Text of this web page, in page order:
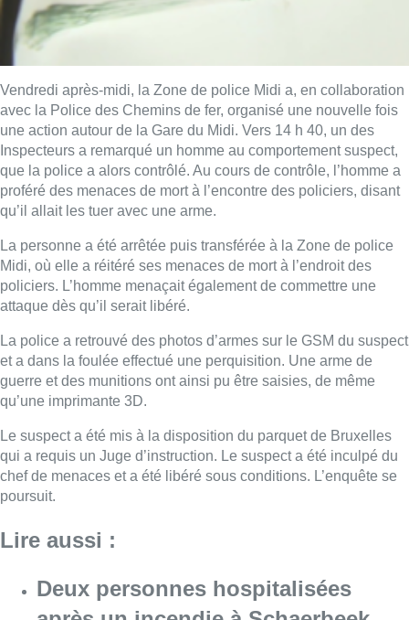
Vendredi après-midi, la Zone de police Midi a, en collaboration
avec la Police des Chemins de fer, organisé une nouvelle fois
une action autour de la Gare du Midi. Vers 14 h 40, un des
Inspecteurs a remarqué un homme au comportement suspect,
que la police a alors contrôlé. Au cours de contrôle, l’homme a
proféré des menaces de mort à l’encontre des policiers, disant
qu’il allait les tuer avec une arme.
La personne a été arrêtée puis transférée à la Zone de police
Midi, où elle a réitéré ses menaces de mort à l’endroit des
policiers. L’homme menaçait également de commettre une
attaque dès qu’il serait libéré.
La police a retrouvé des photos d’armes sur le GSM du suspect
et a dans la foulée effectué une perquisition. Une arme de
guerre et des munitions ont ainsi pu être saisies, de même
qu’une imprimante 3D.
Le suspect a été mis à la disposition du parquet de Bruxelles
qui a requis un Juge d’instruction. Le suspect a été inculpé du
chef de menaces et a été libéré sous conditions. L’enquête se
poursuit.
Lire aussi :
Deux personnes hospitalisées